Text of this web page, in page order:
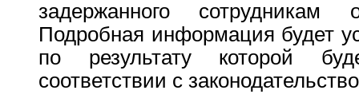
задержанного сотрудникам
Подробная информация будет
по результату которой
соответствии с